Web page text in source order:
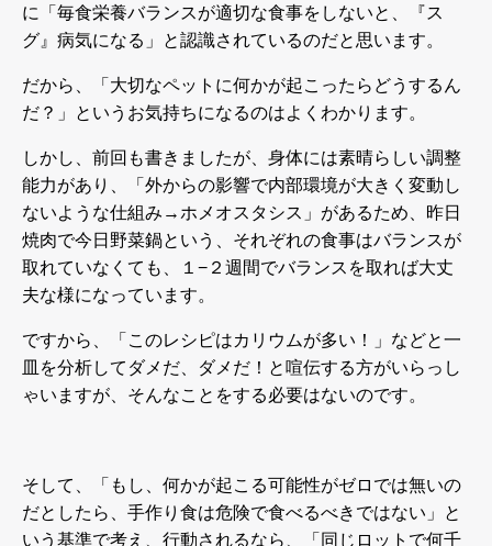
に「毎食栄養バランスが適切な食事をしないと、『ス
グ』病気になる」と認識されているのだと思います。
だから、「大切なペットに何かが起こったらどうするん
だ？」というお気持ちになるのはよくわかります。
しかし、前回も書きましたが、身体には素晴らしい調整
能力があり、「外からの影響で内部環境が大きく変動し
ないような仕組み→ホメオスタシス」があるため、昨日
焼肉で今日野菜鍋という、それぞれの食事はバランスが
取れていなくても、１ − ２週間でバランスを取れば大丈
夫な様になっています。
ですから、「このレシピはカリウムが多い！」などと一
皿を分析してダメだ、ダメだ！と喧伝する方がいらっし
ゃいますが、そんなことをする必要はないのです。
そして、「もし、何かが起こる可能性がゼロでは無いの
だとしたら、手作り食は危険で食べるべきではない」と
いう基準で考え、行動されるなら、「同じロットで何千